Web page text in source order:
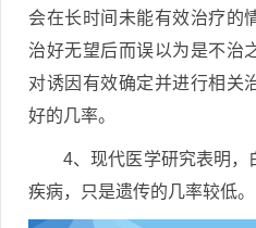
会在长时间未能有效治疗的
治好无望后而误以为是不治
对诱因有效确定并进行相关
好的几率。
4、现代医学研究表明，
疾病，只是遗传的几率较低。